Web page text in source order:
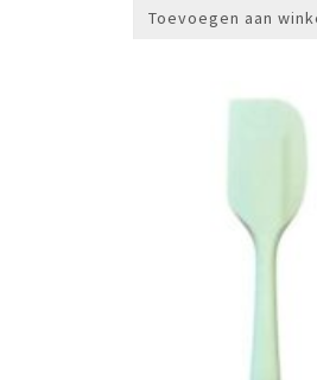
Toevoegen aan